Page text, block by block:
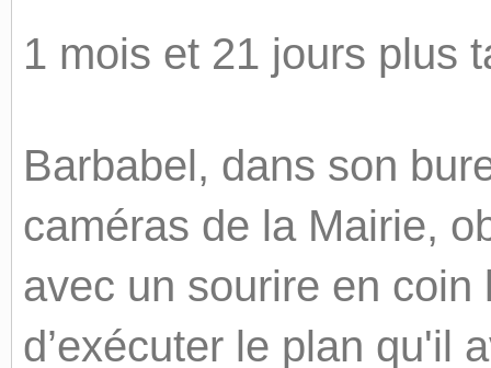
1 mois et 21 jours plus
Barbabel, dans son
caméras de la Mairie,
avec un sourire en
d’exécuter le plan qu'il